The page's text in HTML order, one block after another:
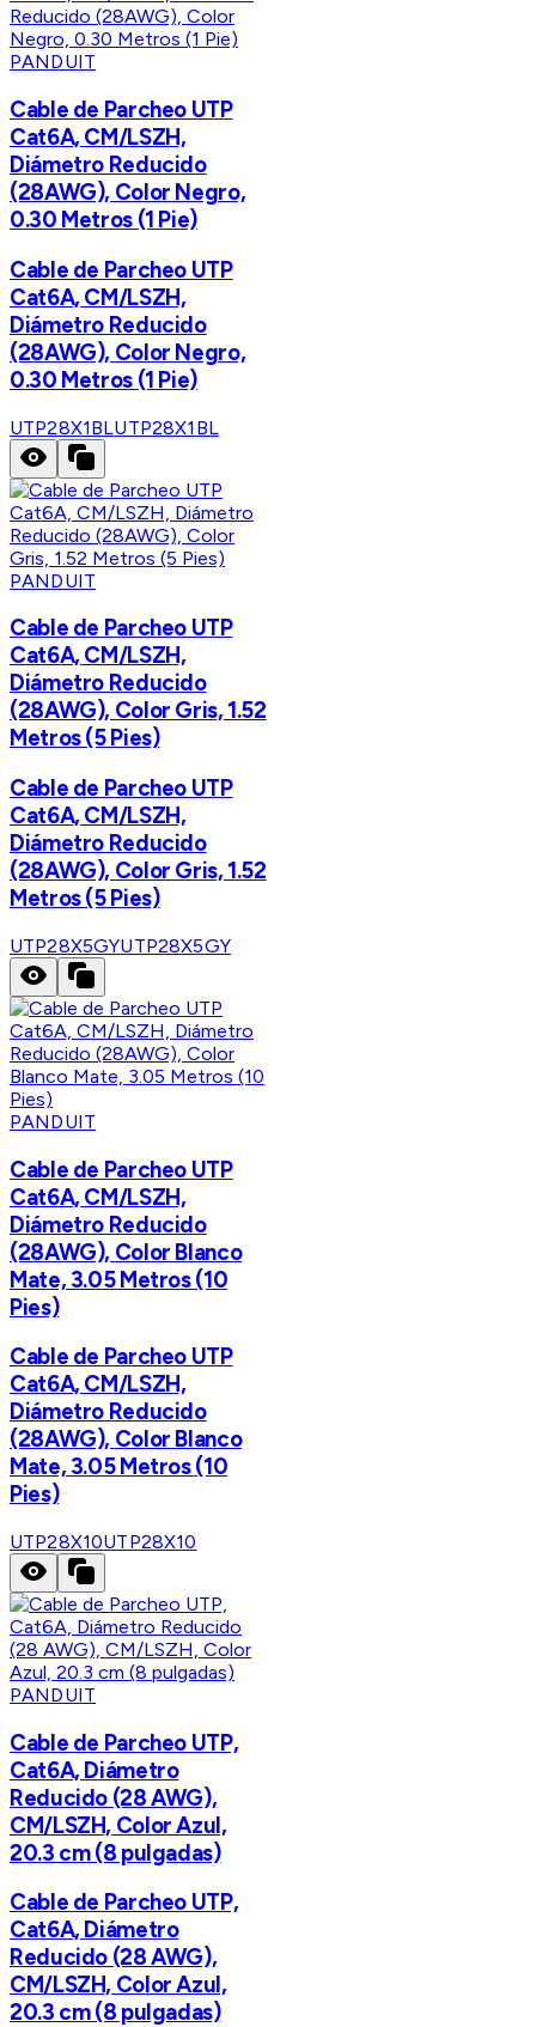
PANDUIT
Cable de Parcheo UTP
Cat6A, CM/LSZH,
Diámetro Reducido
(28AWG), Color Negro,
0.30 Metros (1 Pie)
Cable de Parcheo UTP
Cat6A, CM/LSZH,
Diámetro Reducido
(28AWG), Color Negro,
0.30 Metros (1 Pie)
UTP28X1BLUTP28X1BL
PANDUIT
Cable de Parcheo UTP
Cat6A, CM/LSZH,
Diámetro Reducido
(28AWG), Color Gris, 1.52
Metros (5 Pies)
Cable de Parcheo UTP
Cat6A, CM/LSZH,
Diámetro Reducido
(28AWG), Color Gris, 1.52
Metros (5 Pies)
UTP28X5GYUTP28X5GY
PANDUIT
Cable de Parcheo UTP
Cat6A, CM/LSZH,
Diámetro Reducido
(28AWG), Color Blanco
Mate, 3.05 Metros (10
Pies)
Cable de Parcheo UTP
Cat6A, CM/LSZH,
Diámetro Reducido
(28AWG), Color Blanco
Mate, 3.05 Metros (10
Pies)
UTP28X10UTP28X10
PANDUIT
Cable de Parcheo UTP,
Cat6A, Diámetro
Reducido (28 AWG),
CM/LSZH, Color Azul,
20.3 cm (8 pulgadas)
Cable de Parcheo UTP,
Cat6A, Diámetro
Reducido (28 AWG),
CM/LSZH, Color Azul,
20.3 cm (8 pulgadas)